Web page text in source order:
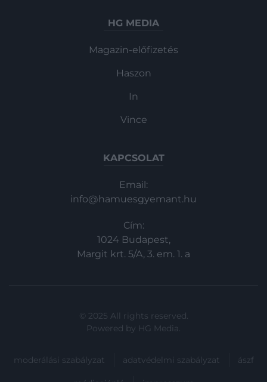
HG MEDIA
Magazin-előfizetés
Haszon
In
Vince
KAPCSOLAT
Email:
info@hamuesgyemant.hu
Cím:
1024 Budapest,
Margit krt. 5/A, 3. em. 1. a
© 2025 All rights reserved.
Powered by HG Media
moderálási szabályzat adatvédelmi szabályzat ászf